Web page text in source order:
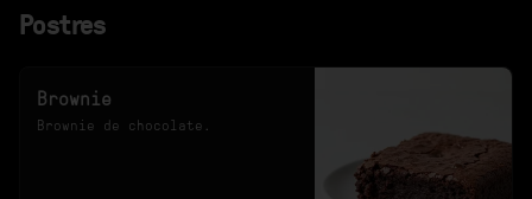
Postres
Brownie
Brownie de chocolate.